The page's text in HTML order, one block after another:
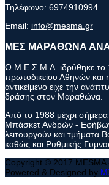
Τηλέφωνο: 6974910994
Email: info@mesma.gr
ΜΕΣ ΜΑΡΑΘΩΝΑ
Ο Μ.Ε.Σ.Μ.Α. ιδρύθηκε το
πρωτοδικείου Αθηνών και
αντικείμενο ειχε την
δράσης στον Μαραθώνα.
Από το 1988 μέχρι σήμερα
Μπάσκετ Ανδρών - Εφήβων
λειτουργούν και τμήματα
καθώς και Ρυθμικής
Copyright © 2017 MESMA
Powered & Designed by